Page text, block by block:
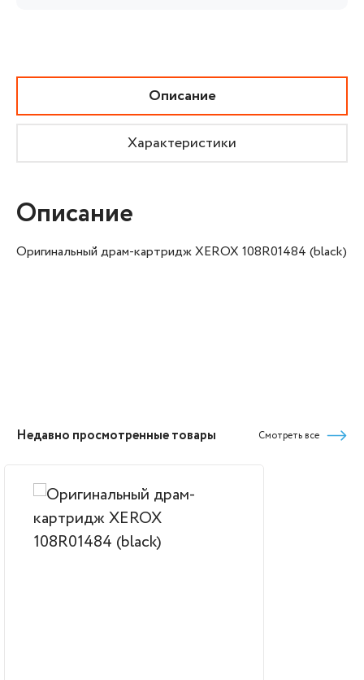
Описание
Характеристики
Описание
Оригинальный драм-картридж XEROX 108R01484 (black)
Недавно просмотренные товары Смотреть все